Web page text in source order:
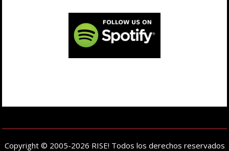
Copyright © 2005-2026 RISE! Todos los derechos reservados